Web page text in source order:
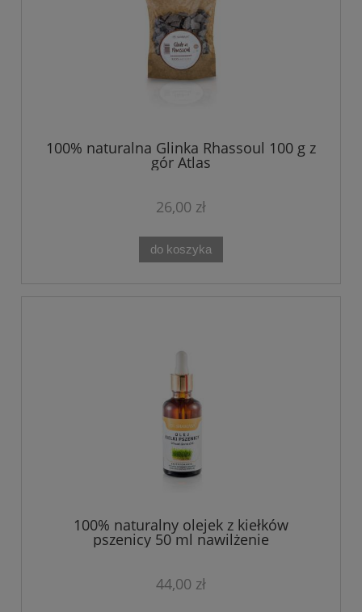
100% naturalna Glinka Rhassoul 100 g z
gór Atlas
26,00 zł
do koszyka
100% naturalny olejek z kiełków
pszenicy 50 ml nawilżenie
44,00 zł